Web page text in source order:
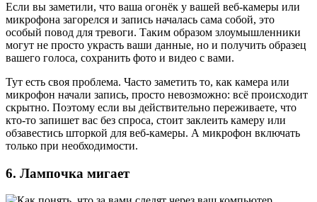
Если вы заметили, что ваша огонёк у вашей веб-камеры или
микрофона загорелся и запись началась сама собой, это
особый повод для тревоги. Таким образом злоумышленники
могут не просто украсть ваши данные, но и получить образец
вашего голоса, сохранить фото и видео с вами.
Тут есть своя проблема. Часто заметить то, как камера или
микрофон начали запись, просто невозможно: всё происходит
скрытно. Поэтому если вы действительно переживаете, что
кто-то запишет вас без спроса, стоит заклеить камеру или
обзавестись шторкой для веб-камеры. А микрофон включать
только при необходимости.
6. Лампочка мигает